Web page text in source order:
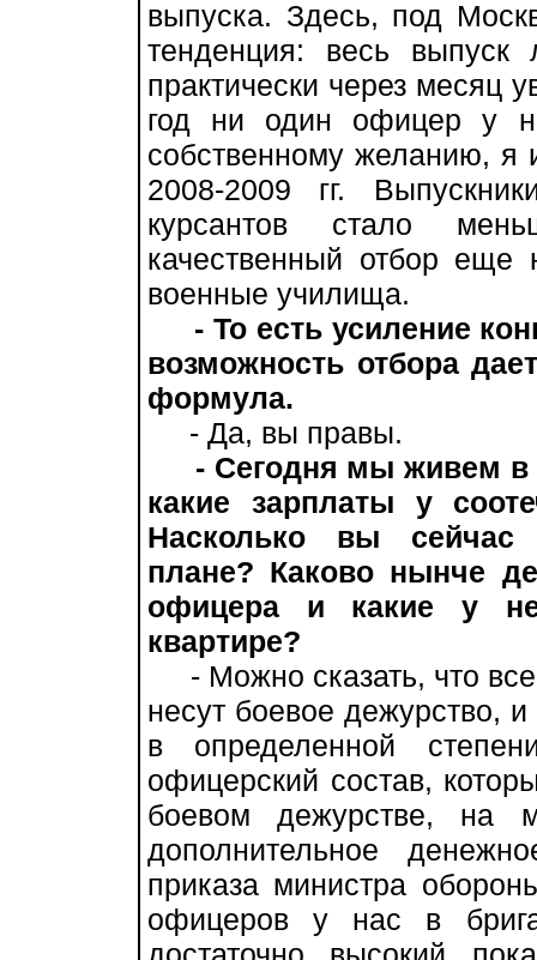
выпуска. Здесь, под
тенденция: весь выпуск
практически через месяц
год ни один офицер у
собственному желанию, я
2008-2009 гг.
курсантов стало
качественный отбор
военные училища.
- То есть усиление
возможность отбора
формула.
- Да, вы правы.
- Сегодня мы живем в
какие зарплаты у
Насколько вы сейчас
плане? Каково нынче
офицера и какие у
квартире?
- Можно сказать, что
несут боевое дежурство,
в определенной
офицерский состав,
боевом дежурстве, на
дополнительное
приказа министра
офицеров у нас в